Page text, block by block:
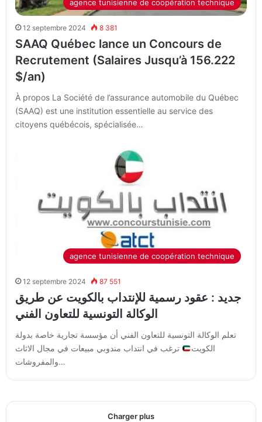
agence tunisienne de coopération technique
12 septembre 2024 8 381
SAAQ Québec lance un Concours de
Recrutement (Salaires Jusqu’à 156.222
$/an)
À propos La Société de l’assurance automobile du Québec
(SAAQ) est une institution essentielle au service des
citoyens québécois, spécialisée…
agence tunisienne de coopération technique
12 septembre 2024 87 551
جديد : عقود رسمية للإنتداب بالكويت عن طريق
الوكالة التونسية للتعاون الفني
تعلم الوكالة التونسية للتعاون الفني أن مؤسسة تجارية خاصة بدولة
الكويت
ترغب في انتداب مندوبي مبيعات في مجال الاثاث
والمفروشات…
Charger plus